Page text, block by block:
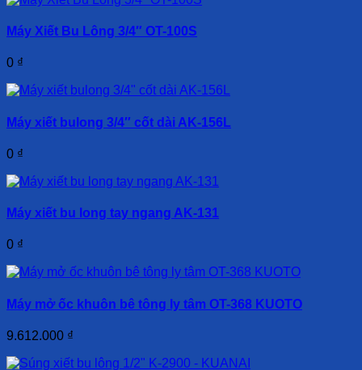
Máy Xiết Bu Lông 3/4″ OT-100S
0 ₫
Máy xiết bulong 3/4″ cốt dài AK-156L
0 ₫
Máy xiết bu long tay ngang AK-131
0 ₫
Máy mở ốc khuôn bê tông ly tâm OT-368 KUOTO
9.612.000 ₫